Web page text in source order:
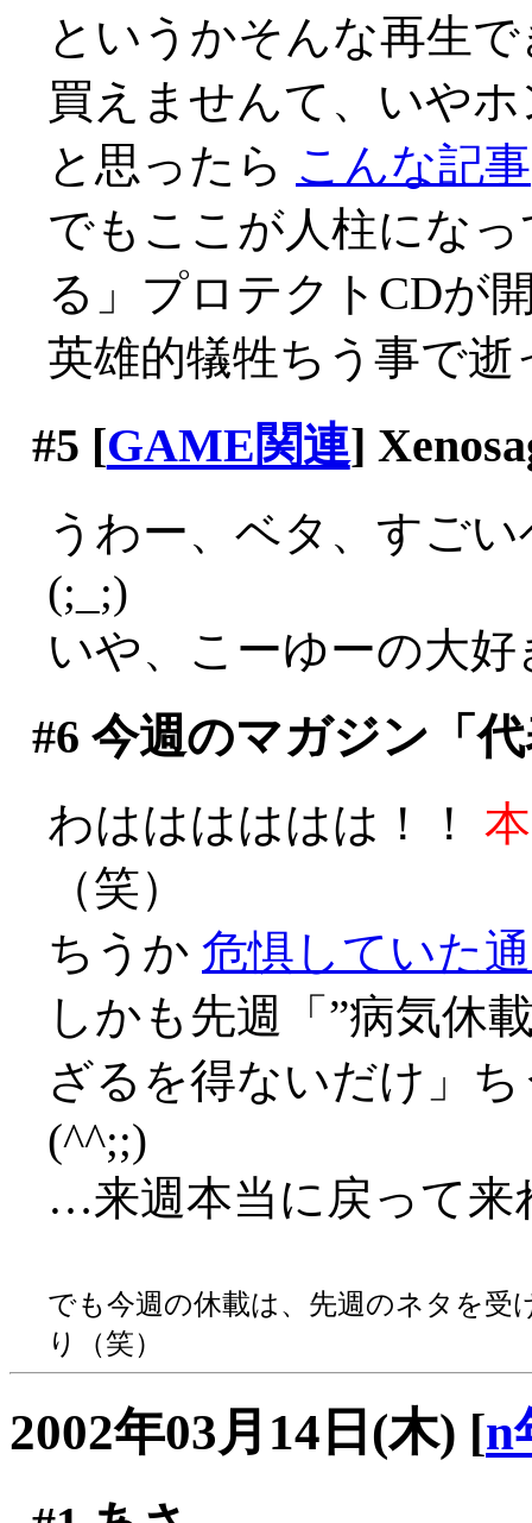
というかそんな再生
買えませんて、いや
と思ったら こんな記事
でもここが人柱にな
る」プロテクトCDが
英雄的犠牲ちう事で
#5 [GAME関連]
うわー、ベタ、すご
(;_;)
いや、こーゆーの大
#6 今週のマガジン「
わはははははは！！
（笑）
ちうか 危惧していた
しかも先週「”病気休
ざるを得ないだけ」
(^^;;)
…来週本当に戻って来
でも今週の休載は、先週のネタを
り（笑）
2002年03月14日(木) [n